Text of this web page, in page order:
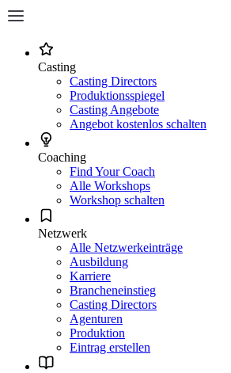
Casting
Casting Directors
Produktionsspiegel
Casting Angebote
Angebot kostenlos schalten
Coaching
Find Your Coach
Alle Workshops
Workshop schalten
Netzwerk
Alle Netzwerkeinträge
Ausbildung
Karriere
Brancheneinstieg
Casting Directors
Agenturen
Produktion
Eintrag erstellen